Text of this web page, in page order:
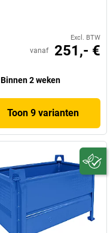
Excl. BTW
vanaf 251,- €
Binnen 2 weken
Toon 9 varianten